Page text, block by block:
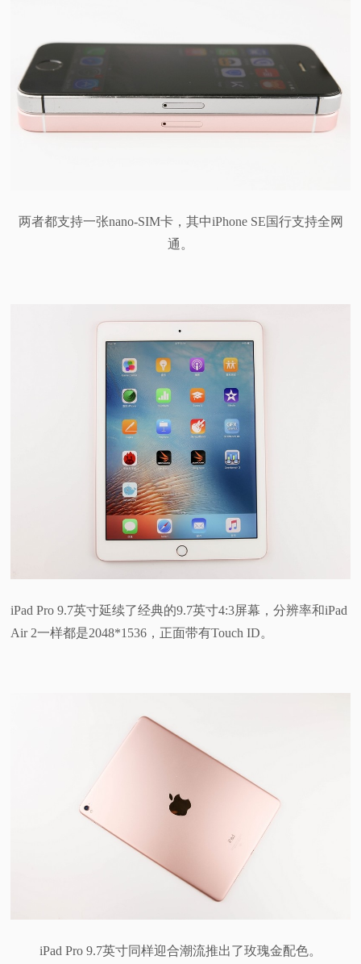
两者都支持一张nano-SIM卡，其中iPhone SE国行支持全网
通。
iPad Pro 9.7英寸延续了经典的9.7英寸4:3屏幕，分辨率和iPad
Air 2一样都是2048*1536，正面带有Touch ID。
iPad Pro 9.7英寸同样迎合潮流推出了玫瑰金配色。